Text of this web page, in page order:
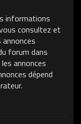
informations
consultez et
forum dans
annonces
dépend